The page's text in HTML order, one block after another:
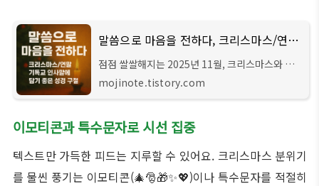
말씀으로 마음을 전하다, 크리스마스/연말 기독교 인사말에 담기 좋은 성경 구절
점점 쌀쌀해지는 2025년 11월, 크리스마스와 연
말 시즌이 다가오고 있어요. 이 특별한 시기에 사랑
하는 사람들에게 어떤 마음을 전할지 고민이 많으
mojinote.tistory.com
이모티콘과 특수문자로 시선 집중
텍스트만 가득한 피드는 지루할 수 있어요. 크리스마스 분위기
를 물씬 풍기는 이모티콘(🎄🎅🎁✨💖)이나 특수문자를 적절히